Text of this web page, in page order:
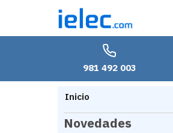
981 492 003
Inicio
Novedades